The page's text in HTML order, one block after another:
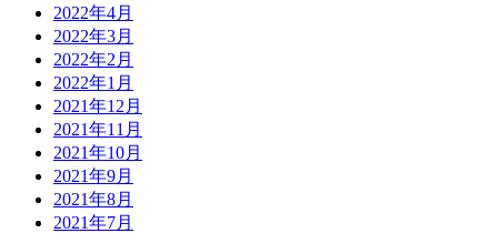
2022年4月
2022年3月
2022年2月
2022年1月
2021年12月
2021年11月
2021年10月
2021年9月
2021年8月
2021年7月